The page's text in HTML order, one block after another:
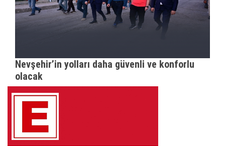
Nevşehir’in yolları daha güvenli ve konforlu
olacak